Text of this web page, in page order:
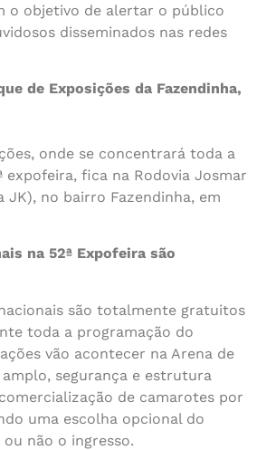
o objetivo de alertar o público
disseminados nas redes
de Exposições da Fazendinha,
onde se concentrará toda a
expofeira, fica na Rodovia Josmar
JK), no bairro Fazendinha, em
na 52ª Expofeira são
são totalmente gratuitos
toda a programação do
vão acontecer na Arena de
segurança e estrutura
de camarotes por
uma escolha opcional do
não o ingresso.